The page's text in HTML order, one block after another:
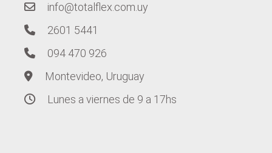
info@totalflex.com.uy
2601 5441
094 470 926
Montevideo, Uruguay
Lunes a viernes de 9 a 17hs